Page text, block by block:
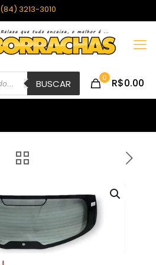
(84) 3213-3010
BUSCAR 0 R$0.00